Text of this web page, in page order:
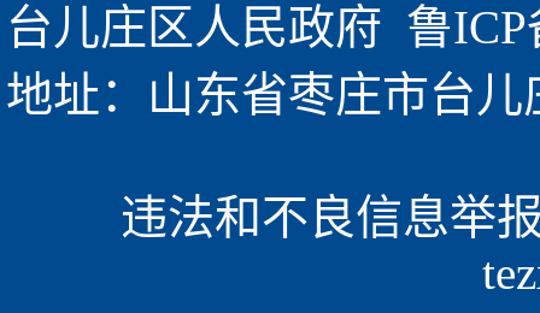
台儿庄区人民政府 鲁ICP
地址：山东省枣庄市台儿
违法和不良信息举